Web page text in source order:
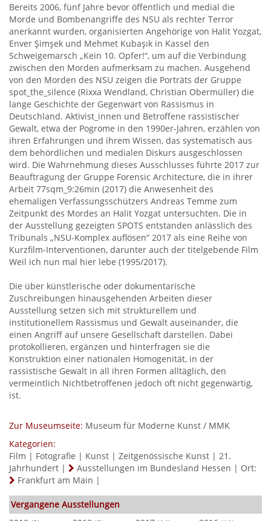
Bereits 2006, fünf Jahre bevor öffentlich und medial die
Morde und Bombenangriffe des NSU als rechter Terror
anerkannt wurden, organisierten Angehörige von Halit Yozgat,
Enver Şimşek und Mehmet Kubaşık in Kassel den
Schweigemarsch „Kein 10. Opfer!“, um auf die Verbindung
zwischen den Morden aufmerksam zu machen. Ausgehend
von den Morden des NSU zeigen die Porträts der Gruppe
spot_the_silence (Rixxa Wendland, Christian Obermüller) die
lange Geschichte der Gegenwart von Rassismus in
Deutschland. Aktivist_innen und Betroffene rassistischer
Gewalt, etwa der Pogrome in den 1990er-Jahren, erzählen von
ihren Erfahrungen und ihrem Wissen, das systematisch aus
dem behördlichen und medialen Diskurs ausgeschlossen
wird. Die Wahrnehmung dieses Ausschlusses führte 2017 zur
Beauftragung der Gruppe Forensic Architecture, die in ihrer
Arbeit 77sqm_9:26min (2017) die Anwesenheit des
ehemaligen Verfassungsschützers Andreas Temme zum
Zeitpunkt des Mordes an Halit Yozgat untersuchten. Die in
der Ausstellung gezeigten SPOTS entstanden anlässlich des
Tribunals „NSU-Komplex auflösen“ 2017 als eine Reihe von
Kurzfilm-Interventionen, darunter auch der titelgebende Film
Weil ich nun mal hier lebe (1995/2017).
Die über künstlerische oder dokumentarische
Zuschreibungen hinausgehenden Arbeiten dieser
Ausstellung setzen sich mit strukturellem und
institutionellem Rassismus und Gewalt auseinander, die
einen Angriff auf unsere Gesellschaft darstellen. Dabei
protokollieren, ergänzen und hinterfragen sie die
Konstruktion einer nationalen Homogenität, in der
rassistische Gewalt in all ihren Formen alltäglich, den
vermeintlich Nichtbetroffenen jedoch oft nicht gegenwärtig,
ist.
Zur Museumseite: Museum für Moderne Kunst / MMK
Kategorien:
Film | Fotografie | Kunst | Zeitgenössische Kunst | 21.
Jahrhundert | Ausstellungen im Bundesland Hessen | Ort:
Frankfurt am Main |
Vergangene Ausstellungen